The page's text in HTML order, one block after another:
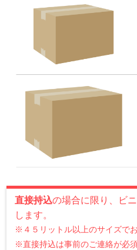
直接持込の場合に限り、ビ
します。
※４５リットル以上のサイズで
※直接持込は事前のご連絡が必須